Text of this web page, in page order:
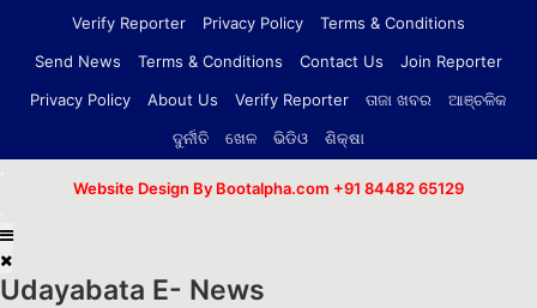
Verify Reporter
Privacy Policy
Terms & Conditions
Send News
Terms & Conditions Contact Us
Join Reporter
Privacy Policy
About Us Verify Reporter ତାଜା ଖବର
ଆଞ୍ଚଳିକ
ଦୁର୍ନୀତି
ଖେଳ ଭିଡିଓ
ଶିକ୍ଷା
Website Design By Bootalpha.com +91 84482 65129
Udayabata E- News